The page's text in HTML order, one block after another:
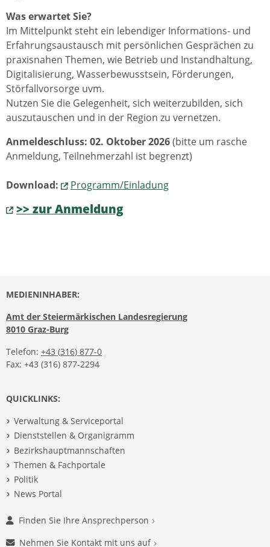
Was erwartet Sie?
Im Mittelpunkt steht ein lebendiger Informations- und
Erfahrungsaustausch mit persönlichen Gesprächen zu
praxisnahen Themen, wie Betrieb und Instandhaltung,
Digitalisierung, Wasserbewusstsein, Förderungen,
Störfallvorsorge uvm.
Nutzen Sie die Gelegenheit, sich weiterzubilden, sich
auszutauschen und in der Region zu vernetzen.
Anmeldeschluss: 02. Oktober 2026(bitte um rasche
Anmeldung, Teilnehmerzahl ist begrenzt)
Download: Programm/Einladung
>> zur Anmeldung
MEDIENINHABER:
Amt der Steiermärkischen Landesregierung
8010 Graz-Burg
Telefon: +43 (316) 877-0
Fax: +43 (316) 877-2294
QUICKLINKS:
Verwaltung & Serviceportal
Dienststellen & Organigramm
Bezirkshauptmannschaften
Themen & Fachportale
Politik
News Portal
Finden Sie Ihre Ansprechperson
Nehmen Sie Kontakt mit uns auf